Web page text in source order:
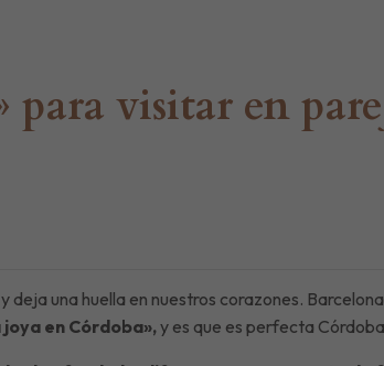
para visitar en
una huella en nuestros corazones.
en Córdoba»,y es que es perfecta